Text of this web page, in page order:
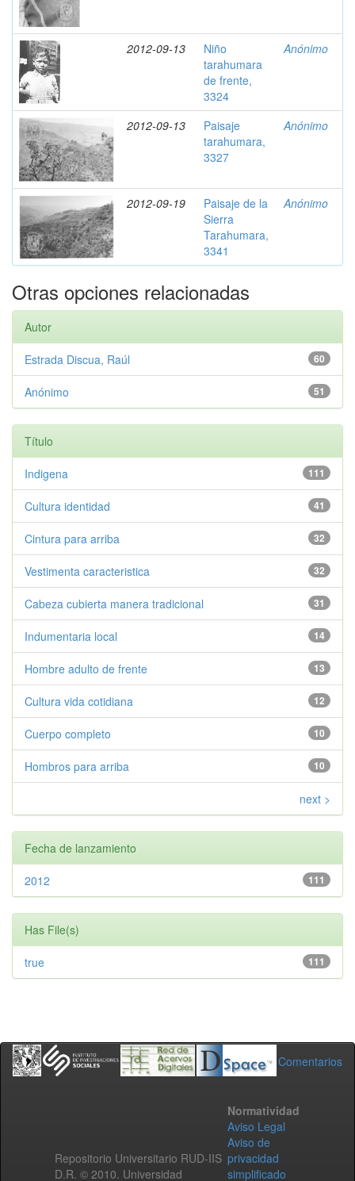
2012-09-13
Niño
tarahumara
de frente,
3324
Anónimo
2012-09-13
Paisaje
tarahumara,
3327
Anónimo
2012-09-19
Paisaje de la
Sierra
Tarahumara,
3341
Anónimo
Otras opciones relacionadas
Autor
60
Estrada Discua, Raúl
51
Anónimo
Título
111
Indigena
41
Cultura identidad
32
Cintura para arriba
32
Vestimenta caracteristica
31
Cabeza cubierta manera tradicional
14
Indumentaria local
13
Hombre adulto de frente
12
Cultura vida cotidiana
10
Cuerpo completo
10
Hombros para arriba
next >
Fecha de lanzamiento
111
2012
Has File(s)
111
true
Comentarios
Repositorio Universitario RUD-IIS
D.R. © 2010. Universidad
Normatividad
Aviso Legal
Aviso de
privacidad
simplificado